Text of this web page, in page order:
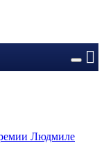
Людмиле